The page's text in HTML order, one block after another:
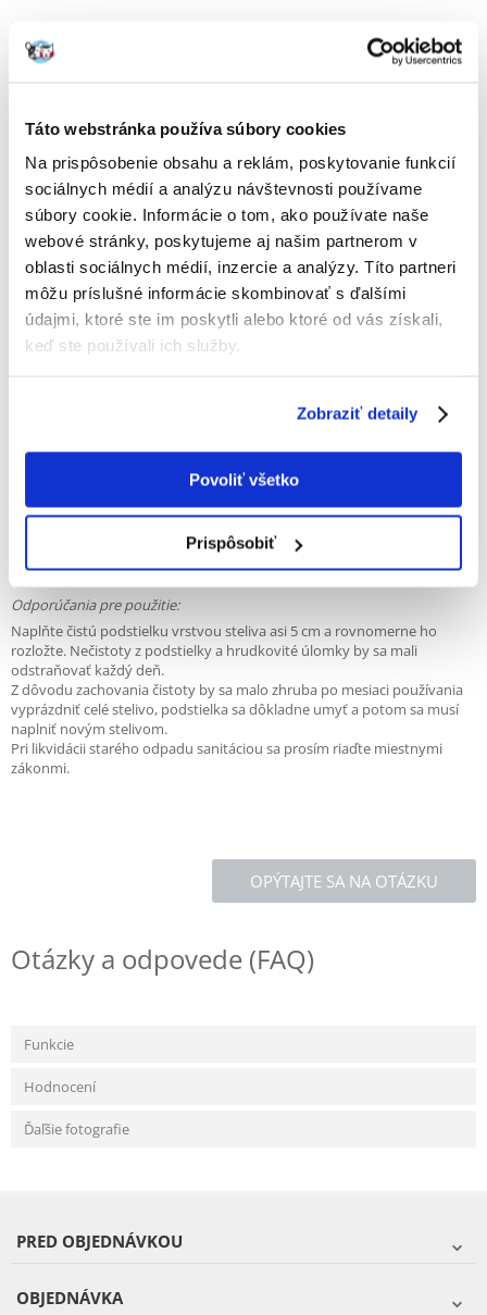
Táto webstránka používa súbory cookies
Na prispôsobenie obsahu a reklám, poskytovanie funkcií
sociálnych médií a analýzu návštevnosti používame
súbory cookie. Informácie o tom, ako používate naše
webové stránky, poskytujeme aj našim partnerom v
oblasti sociálnych médií, inzercie a analýzy. Títo partneri
môžu príslušné informácie skombinovať s ďalšími
údajmi, ktoré ste im poskytli alebo ktoré od vás získali,
keď ste používali ich služby.
Zobraziť detaily
Povoliť všetko
Prispôsobiť
Napísať recenziu
€8.00
ODOSIELAME DO 48HODÍN
Fotky našich zákazníkovPozri ďalšie fotografie
Popis
Kukuričné a hrudkovité stelivo pre mačky mačiek Super Benek
Corn.
Ideálny substrát pre dospelé mačky a mačiatka, ako aj pre králiky,
hlodavce a vtáky. Šetrné k životnému prostrediu a zvieratám. Je
môžu byť dezinfikované. V tejto súvislosti dodržiavajte miestne zákony.
Zloženie: materiál rastlinného pôvodu.
Najlepšie je spotrebovať ho do 12 mesiacov od dátumu výroby
uvedeného na obale.
Čistá hmotnosť: 4,4 kg / Kapacita balenia: 7 litrov.
Odporúčania pre použitie:
Naplňte čistú podstielku vrstvou steliva asi 5 cm a rovnomerne ho
rozložte. Nečistoty z podstielky a hrudkovité úlomky by sa mali
odstraňovať každý deň.
Z dôvodu zachovania čistoty by sa malo zhruba po mesiaci používania
vyprázdniť celé stelivo, podstielka sa dôkladne umyť a potom sa musí
naplniť novým stelivom.
Pri likvidácii starého odpadu sanitáciou sa prosím riaďte miestnymi
zákonmi.
OPÝTAJTE SA NA OTÁZKU
Otázky a odpovede (FAQ)
Funkcie
Hodnocení
Ďaľšie fotografie
PRED OBJEDNÁVKOU
OBJEDNÁVKA